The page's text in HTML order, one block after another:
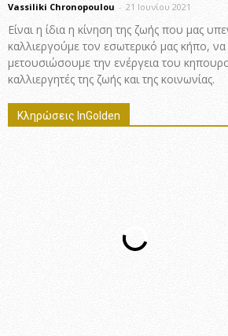
Vassiliki Chronopoulou - 21 Ιουνίου 2021
Είναι η ίδια η κίνηση της ζωής που μας
καλλιεργούμε τον εσωτερικό μας κήπο, να
μετουσιώσουμε την ενέργεια του
καλλιεργητές της ζωής και της κοινωνίας.
Κληρώσεις InGolden